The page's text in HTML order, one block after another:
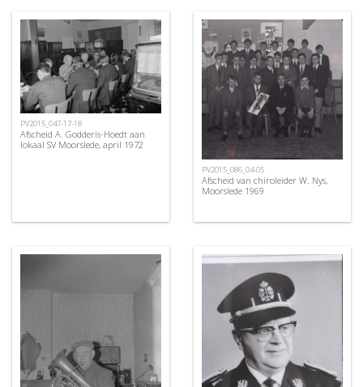
PV2015_047-17-18
Afscheid A. Godderis-Hoedt aan
lokaal SV Moorslede, april 1972
PV2015_086_04-05
Afscheid van chiroleider W. Nys,
Moorslede 1969